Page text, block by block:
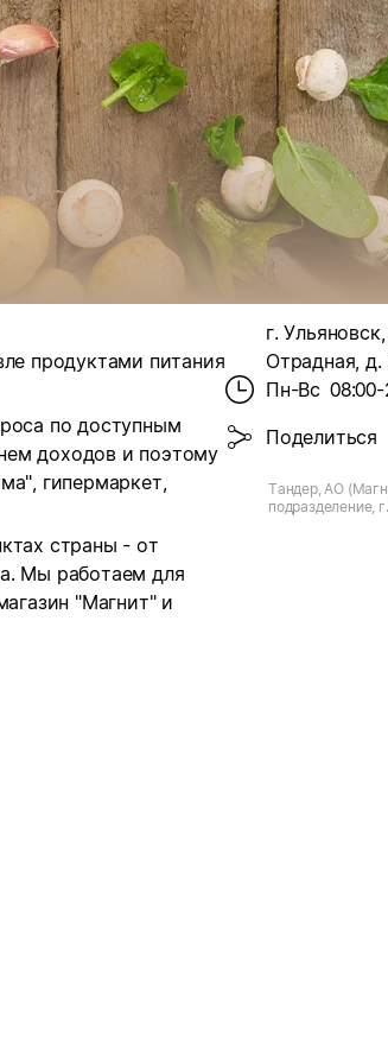
продуктами питания
по доступным
доходов и поэтому
гипермаркет,
страны - от
Мы работаем для
"Магнит" и
г.
Отрадная, д.
Пн-Вс
Поделиться
Тандер, АО
подразделение,